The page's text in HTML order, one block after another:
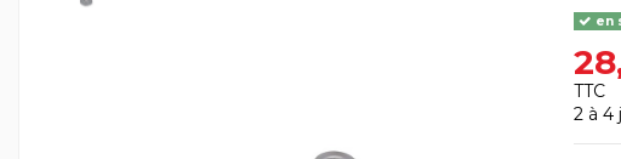
en
TTC
2 à 4